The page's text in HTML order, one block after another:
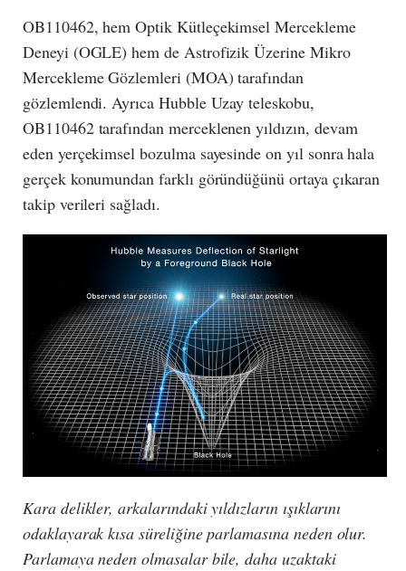
OB110462, hem Optik Kütleçekimsel Mercekleme
Deneyi (OGLE) hem de Astrofizik Üzerine Mikro
Mercekleme Gözlemleri (MOA) tarafından
gözlemlendi. Ayrıca Hubble Uzay teleskobu,
OB110462 tarafından merceklenen yıldızın, devam
eden yerçekimsel bozulma sayesinde on yıl sonra hala
gerçek konumundan farklı göründüğünü ortaya çıkaran
takip verileri sağladı.
Kara delikler, arkalarındaki yıldızların ışıklarını
odaklayarak kısa süreliğine parlamasına neden olur.
Parlamaya neden olmasalar bile, daha uzaktaki